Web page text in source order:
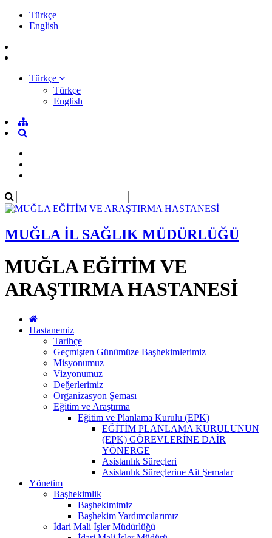
Türkçe
English
Türkçe
Türkçe
English
MUĞLA İL SAĞLIK MÜDÜRLÜĞÜ
MUĞLA EĞİTİM VE
ARAŞTIRMA HASTANESİ
Hastanemiz
Tarihçe
Geçmişten Günümüze Başhekimlerimiz
Misyonumuz
Vizyonumuz
Değerlerimiz
Organizasyon Şeması
Eğitim ve Araştırma
Eğitim ve Planlama Kurulu (EPK)
EĞİTİM PLANLAMA KURULUNUN
(EPK) GÖREVLERİNE DAİR
YÖNERGE
Asistanlık Süreçleri
Asistanlık Süreçlerine Ait Şemalar
Yönetim
Başhekimlik
Başhekimimiz
Başhekim Yardımcılarımız
İdari Mali İşler Müdürlüğü